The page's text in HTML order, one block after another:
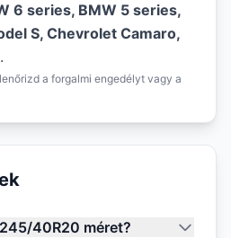
6 series, BMW 5 series,
S, Chevrolet Camaro,
.
a forgalmi engedélyt vagy a
40R20 méret?